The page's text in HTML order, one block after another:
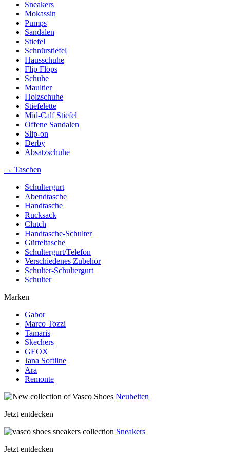
Sneakers
Mokassin
Pumps
Sandalen
Stiefel
Schnürstiefel
Hausschuhe
Flip Flops
Schuhe
Maultier
Holzschuhe
Stiefelette
Mid-Calf Stiefel
Offene Sandalen
Slip-on
Derby
Absatzschuhe
→ Taschen
Schultergurt
Abendtasche
Handtasche
Rucksack
Clutch
Handtasche-Schulter
Gürteltasche
Schultergurt/Telefon
Verschiedenes Zubehör
Schulter-Schultergurt
Schulter
Marken
Gabor
Marco Tozzi
Tamaris
Skechers
GEOX
Jana Softline
Ara
Remonte
Neuheiten
Jetzt entdecken
Sneakers
Jetzt entdecken